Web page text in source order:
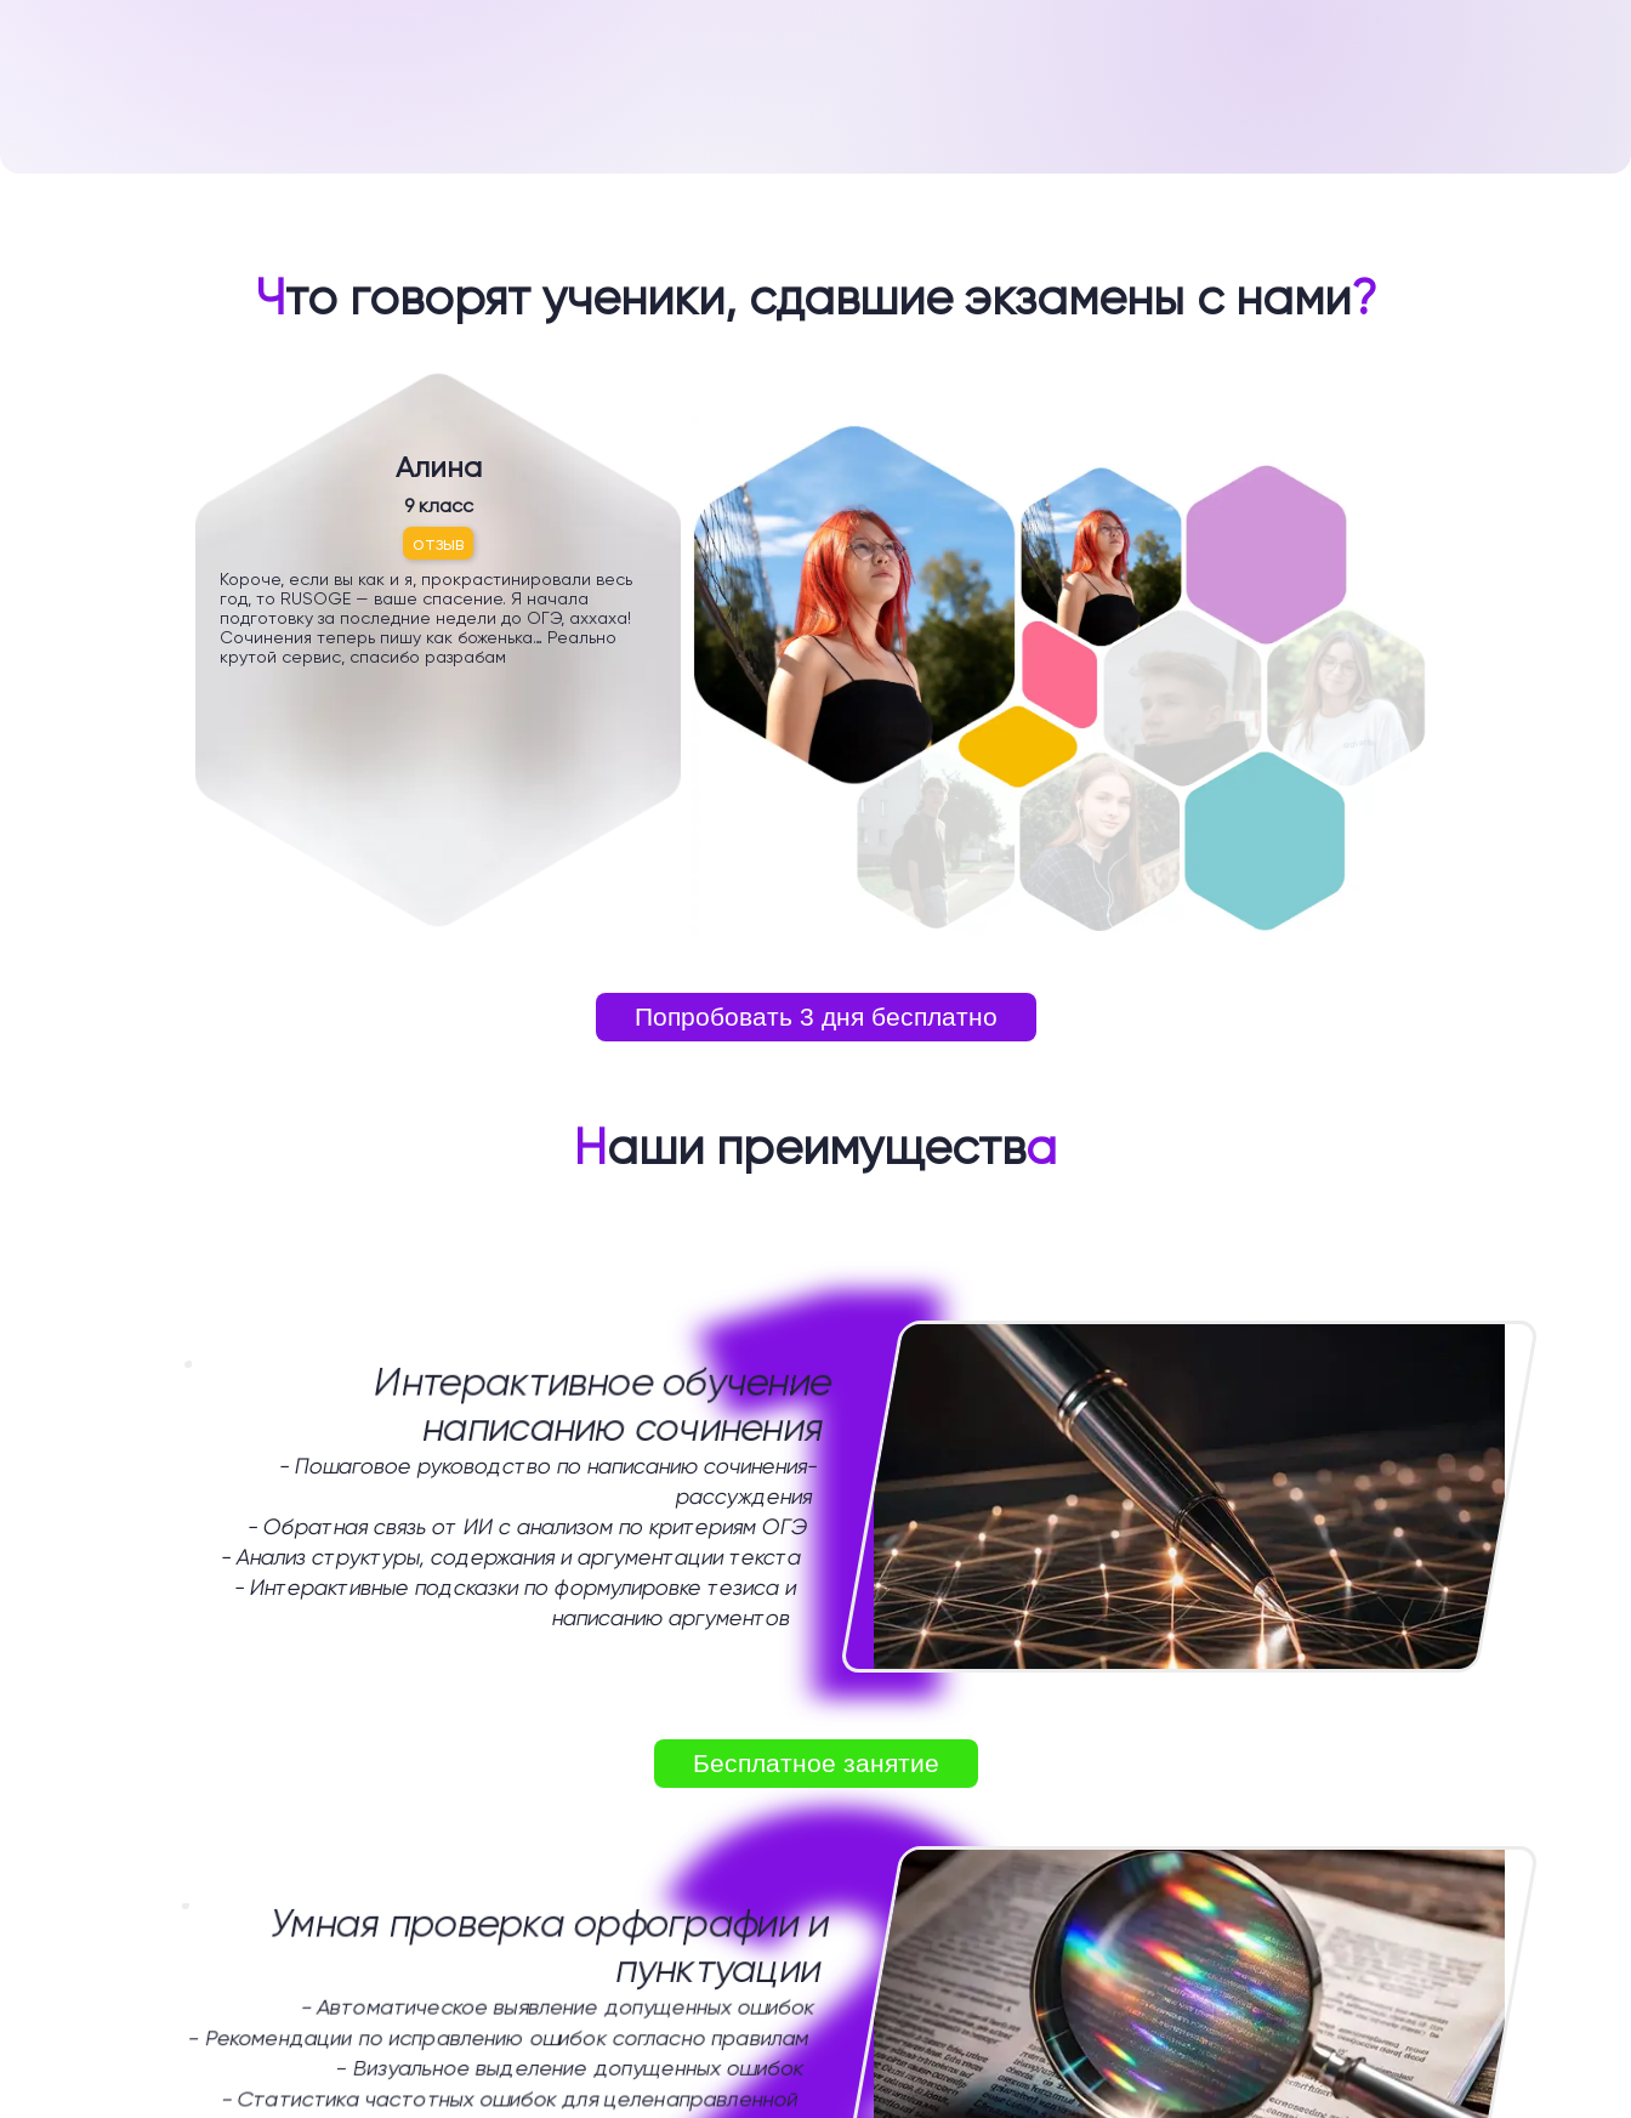
Что говорят ученики, сдавшие экзамены с нами?
Алина
9 класс
отзыв
Короче, если вы как и я, прокрастинировали весь
год, то RUSOGE — ваше спасение. Я начала
подготовку за последние недели до ОГЭ, аххаха!
Сочинения теперь пишу как боженька… Реально
крутой сервис, спасибо разрабам
Попробовать 3 дня бесплатно
Наши преимущества
1
Интерактивное обучение
написанию сочинения
-Пошаговое руководство по написанию сочинения-
рассуждения
-Обратная связь от ИИ с анализом по критериям ОГЭ
-Анализ структуры, содержания и аргументации текста
-Интерактивные подсказки по формулировке тезиса и
написанию аргументов
Бесплатное занятие
Умная проверка орфографии и
пунктуации
-Автоматическое выявление допущенных ошибок
-Рекомендации по исправлению ошибок согласно правилам
-Визуальное выделение допущенных ошибок
-Статистика частотных ошибок для целенаправленной